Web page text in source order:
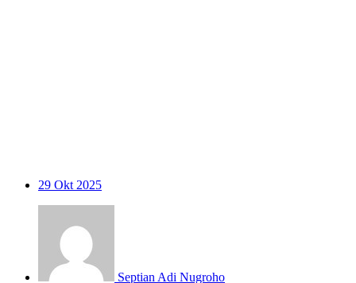
29 Okt 2025
Septian Adi Nugroho